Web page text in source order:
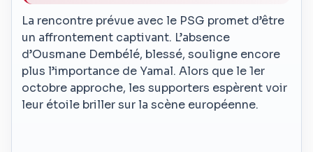
La rencontre prévue avec le PSG promet d’être
un affrontement captivant. L’absence
d’Ousmane Dembélé, blessé, souligne encore
plus l’importance de Yamal. Alors que le 1er
octobre approche, les supporters espèrent voir
leur étoile briller sur la scène européenne.